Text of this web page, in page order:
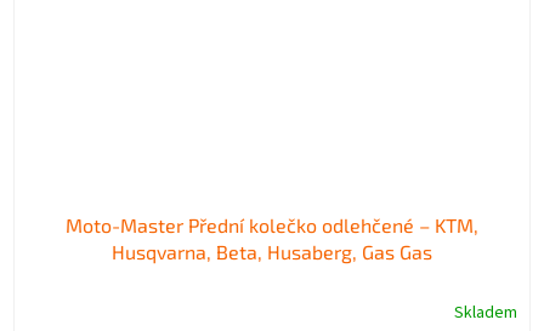
Moto-Master Přední kolečko odlehčené – KTM,
Husqvarna, Beta, Husaberg, Gas Gas
Skladem